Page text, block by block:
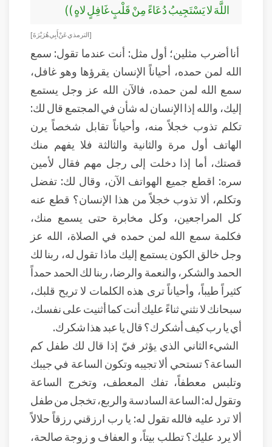
اللَّهَ لا يَسْتَجِيبُ دُعَاءً مِنْ قَلْبٍ غَافِلٍ لاهٍ ))
[الترمذي عَنْ أَبِي هُرَيْرَةَ ]
أنا أضرب مثلين؛ أول مثل: أنت عندما تقول: سمع
الله لمن حمده، أحياناً الإنسان يقرؤها وهو غافل،
سمع الله لمن حمده، فالآن الله عز وجل يستمع
إليك، والله إذا الإنسان له شأن في المجتمع قال لك:
تكلم تذوب خجلاً منه، وأحياناً تقابل شخصاً يرن
الهاتف أول مرة والثانية والثالثة فلا يفهم منك
قصتك، أما إذا دخلت إلى رجل مهم فقال لأمين
سره: اقطع جميع الهواتف الآن، وقال لك: تفضل
وتكلم، ألا تذوب خجلاً من هذا الإنسان؟ قطع عنه
كل المراجعين، وكل مخابرة حتى يسمع منك،
فكلمة سمع الله لمن حمده في الصلاة، الله عز
وجل خالق الكون يستمع إليك ماذا تقول له، ربنا لك
الحمد والشكر، والنعمة والرضا، ربنا لك الحمد حمداً
كثيراً طيباً، وأحياناً ترى هذه الكلمات لا تريح قلبك،
سبحانك لا نثني ثناءً عليك أنت كما أثنيت على نفسك،
أي يا رب كيف أشكرك؟ قال يا عبد هذا شكرك.
الشيء الثاني الذي يؤثر فيّ إذا قال لك طفل كم
الساعة؟ تستحي ألا تجيبه وتكون الساعة في جيبك
وتلبس معطفاً، تفك المعطف، وتخرج الساعة
وتقول له: الساعة السادسة والربع، تخجل من طفل
ألا ترد عليه فالله تقول له: يا رب ارزقني رزقاً حلالاً
ألا يرد عليك؟ تطلب بيتاً، و العفاف و زوجة صالحة،